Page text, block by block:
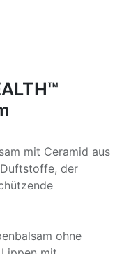
mit Ceramid aus
der
ohne